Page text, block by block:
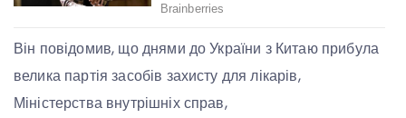
Він повідомив, що днями до України з Китаю прибула
велика партія засобів захисту для лікарів,
Міністерства внутрішніх справ,